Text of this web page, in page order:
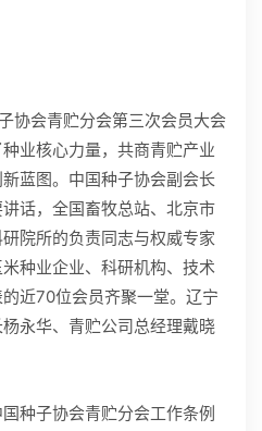
协会青贮分会第三次会员大会
业核心力量，共商青贮产业
蓝图。中国种子协会副会长
话，全国畜牧总站、北京市
院所的负责同志与权威专家
种业企业、科研机构、技术
近70位会员齐聚一堂。辽宁
永华、青贮公司总经理戴晓
种子协会青贮分会工作条例